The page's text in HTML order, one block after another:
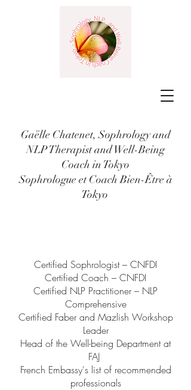
Gaëlle Chatenet, Sophrology and
NLP Therapist and Well-Being
Coach in Tokyo
Sophrologue et Coach Bien-Être à
Tokyo
Certified Sophrologist – CNFDI
Certified Coach – CNFDI
Certified NLP Practitioner – NLP
Comprehensive
Certified Faber and Mazlish Workshop
Leader
Head of the Well-being Department at
FAJ
French Embassy's list of recommended
professionals